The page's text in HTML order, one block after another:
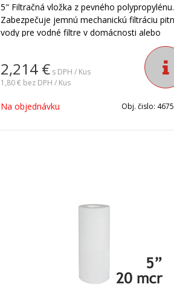
5" Filtračná vložka z pevného polypropylénu.
Zabezpečuje jemnú mechanickú filtráciu
vody pre vodné filtre v domácnosti alebo
priemysle. Je ideálna na odfiltrovanie zákalu,
slizu, hrdze a ostatných sedimentov z vody.
Jemnosť filtrácie vody: 1 mikrón.
2,214 € s DPH / Kus
1,80 € bez DPH / Kus
Na objednávku Obj. čislo: